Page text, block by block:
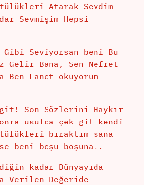
Atarak Sevdim
Sevmişim Hepsi
Gibi Seviyorsan beni Bu
Gelir Bana, Sen Nefret
Ben Lanet okuyorum
Son Sözlerini Haykır
usulca çek git kendi
bıraktım sana
beni boşu boşuna..
kadar Dünyayıda
Verilen Değeride